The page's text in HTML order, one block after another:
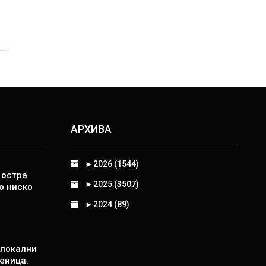
ниско
АРХИВА
► 2026 (1544)
► 2025 (3507)
► 2024 (89)